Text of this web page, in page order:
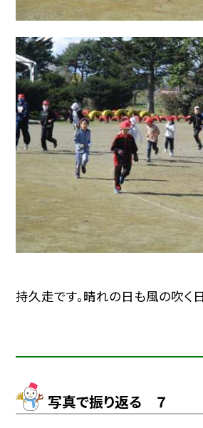
持久走です。晴れの日も風の吹く
写真で振り返る ７